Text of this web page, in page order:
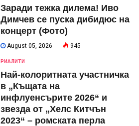
Заради тежка дилема! Иво
Димчев се пуска дибидюс на
концерт (Фото)
August 05, 2026 945
РИАЛИТИ
Най-колоритната участничка
в „Къщата на
инфлуенсърите 2026“ и
звезда от „Хелс Китчън
2023“ – ромската перла